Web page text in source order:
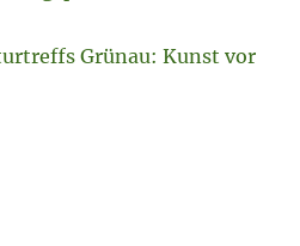
Grünau: Kunst vor